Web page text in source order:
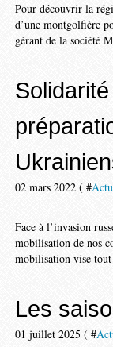
Pour découvrir la
d’une montgolfière
gérant de la société
02 mars 2022 ( #
Face à l’invasion
mobilisation de nos
mobilisation vise
Les
01 juillet 2025 ( #